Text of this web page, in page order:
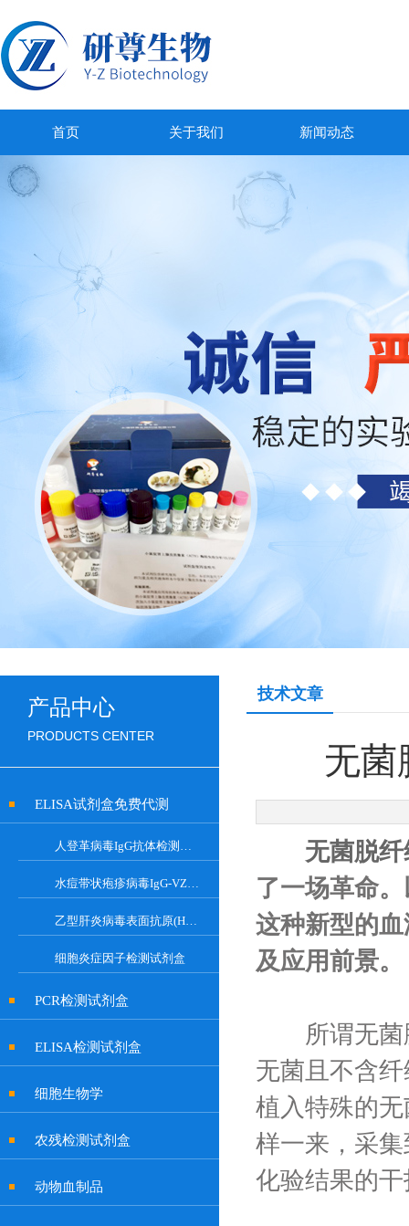
首页 关于我们 新闻动态
产品中心
PRODUCTS CENTER
ELISA试剂盒免费代测
人登革病毒IgG抗体检测试剂盒
水痘带状疱疹病毒IgG-VZV Elisa检测试剂盒
乙型肝炎病毒表面抗原(HBsAg)试剂盒
细胞炎症因子检测试剂盒
PCR检测试剂盒
ELISA检测试剂盒
细胞生物学
农残检测试剂盒
动物血制品
技术文章
无菌
无菌脱
了一场革命
这种新型的
及应用前景。
所谓无菌脱
无菌且不含
植入特殊的
样一来，采
化验结果的